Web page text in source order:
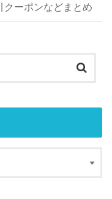
クーポンなどまとめ